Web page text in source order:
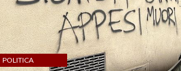
POLITICA